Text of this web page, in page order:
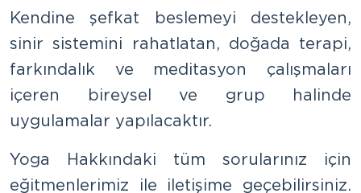
Kendine şefkat beslemeyi destekleyen,
sinir sistemini rahatlatan, doğada terapi,
farkındalık ve meditasyon çalışmaları
içeren bireysel ve grup halinde
uygulamalar yapılacaktır.
Yoga Hakkındaki tüm sorularınız için
eğitmenlerimiz ile iletişime geçebilirsiniz.